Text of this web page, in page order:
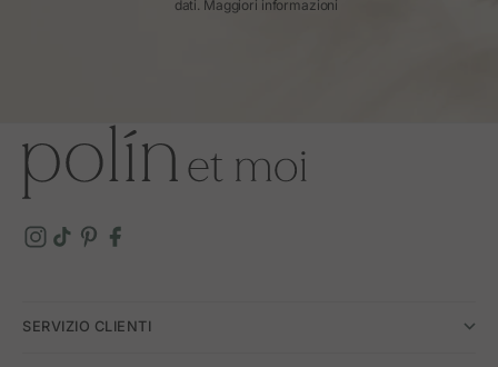
dati. Maggiori informazioni
SERVIZIO CLIENTI